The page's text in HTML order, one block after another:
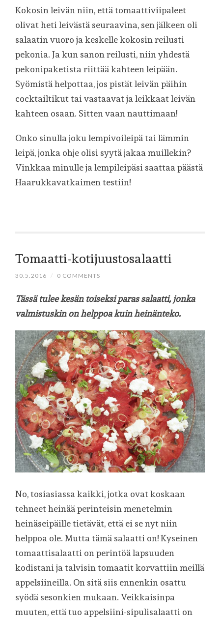
Kokosin leivän niin, että tomaattiviipaleet
olivat heti leivästä seuraavina, sen jälkeen oli
salaatin vuoro ja keskelle kokosin reilusti
pekonia. Ja kun sanon reilusti, niin yhdestä
pekonipaketista riittää kahteen leipään.
Syömistä helpottaa, jos pistät leivän päihin
cocktailtikut tai vastaavat ja leikkaat leivän
kahteen osaan. Sitten vaan nauttimaan!
Onko sinulla joku lempivoileipä tai lämmin
leipä, jonka ohje olisi syytä jakaa muillekin?
Vinkkaa minulle ja lempileipäsi saattaa päästä
Haarukkavatkaimen testiin!
Tomaatti-kotijuustosalaatti
30.5.2016 / 0 COMMENTS
Tässä tulee kesän toiseksi paras salaatti, jonka
valmistuskin on helppoa kuin heinänteko.
No, tosiasiassa kaikki, jotka ovat koskaan
tehneet heinää perinteisin menetelmin
heinäseipäille tietävät, että ei se nyt niin
helppoa ole. Mutta tämä salaatti on! Kyseinen
tomaattisalaatti on perintöä lapsuuden
kodistani ja talvisin tomaatit korvattiin meillä
appelsiineilla. On sitä siis ennenkin osattu
syödä sesonkien mukaan. Veikkaisinpa
muuten, että tuo appelsiini-sipulisalaatti on